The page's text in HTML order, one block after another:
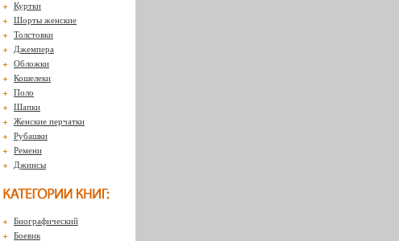
Куртки
Шорты женские
Толстовки
Джемпера
Обложки
Кошелеки
Поло
Шапки
Женские перчатки
Рубашки
Ремени
Джинсы
Биографический
Боевик